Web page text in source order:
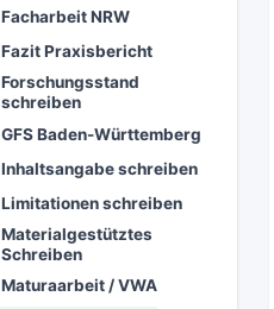
Facharbeit NRW
Fazit Praxisbericht
Forschungsstand
schreiben
GFS Baden-Württemberg
Inhaltsangabe schreiben
Limitationen schreiben
Materialgestütztes
Schreiben
Maturaarbeit / VWA